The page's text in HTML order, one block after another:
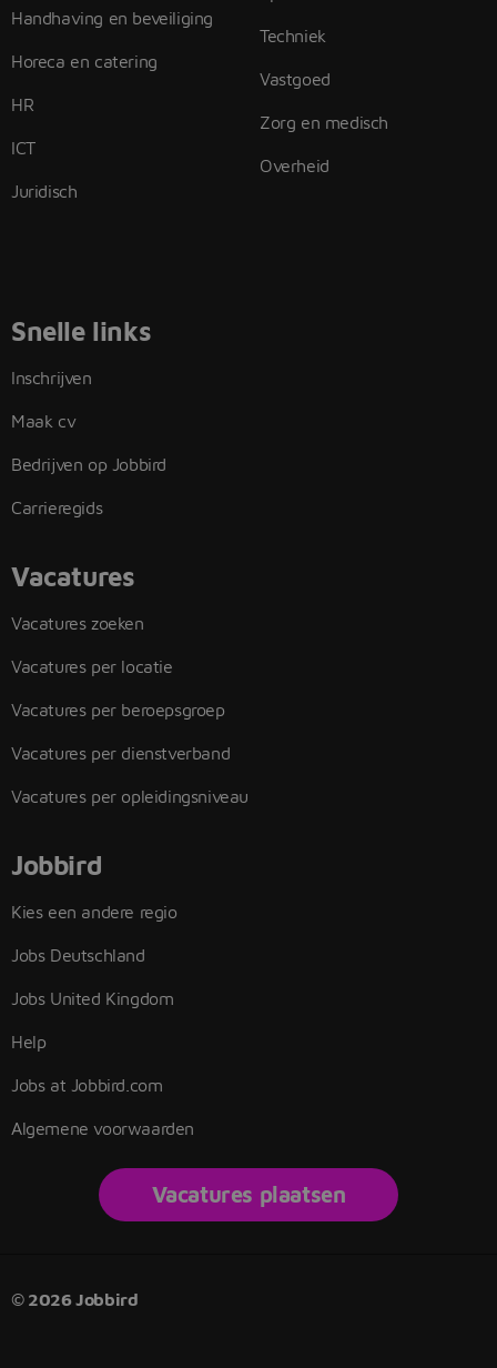
Handhaving en beveiliging
Horeca en catering
HR
ICT
Juridisch
Techniek
Vastgoed
Zorg en medisch
Overheid
Snelle links
Inschrijven
Maak cv
Bedrijven op Jobbird
Carrieregids
Vacatures
Vacatures zoeken
Vacatures per locatie
Vacatures per beroepsgroep
Vacatures per dienstverband
Vacatures per opleidingsniveau
Jobbird
Kies een andere regio
Jobs Deutschland
Jobs United Kingdom
Help
Jobs at Jobbird.com
Algemene voorwaarden
Vacatures plaatsen
© 2026 Jobbird